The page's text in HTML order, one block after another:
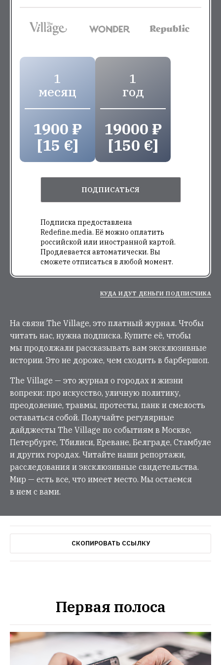
1
месяц
1900 ₽
[15 €]
1
год
19000 ₽
[150 €]
ПОДПИСАТЬСЯ
Подписка предоставлена
Redefine.media. Её можно оплатить
российской или иностранной картой.
Продлевается автоматически. Вы
сможете отписаться в любой момент.
КУДА ИДУТ ДЕНЬГИ ПОДПИСЧИКА
На связи The Village, это платный журнал. Чтобы
читать нас, нужна подписка. Купите её, чтобы
мы продолжали рассказывать вам эксклюзивные
истории. Это не дороже, чем сходить в барбершоп.
The Village — это журнал о городах и жизни
вопреки: про искусство, уличную политику,
преодоление, травмы, протесты, панк и смелость
оставаться собой. Получайте регулярные
дайджесты The Village по событиям в Москве,
Петербурге, Тбилиси, Ереване, Белграде, Стамбуле
и других городах. Читайте наши репортажи,
расследования и эксклюзивные свидетельства.
Мир — есть все, что имеет место. Мы остаемся
в нем с вами.
СКОПИРОВАТЬ ССЫЛКУ
Первая полоса